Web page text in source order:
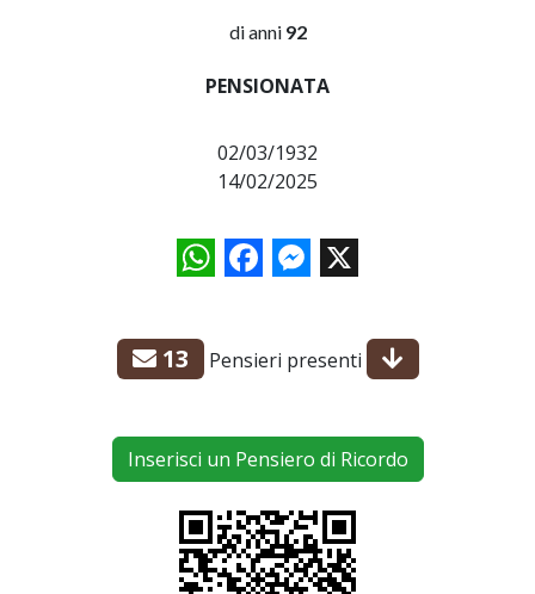
di anni 92
PENSIONATA
02/03/1932
14/02/2025
WhatsAppFacebookMessenger
X
13 Pensieri presenti
Inserisci un Pensiero di Ricordo